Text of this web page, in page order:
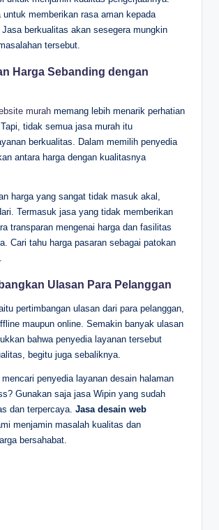
memberikan rasa aman kepada
berkualitas akan sesegera mungkin
tersebut.
Harga Sebanding dengan
murah memang lebih menarik perhatian
tidak semua jasa murah itu
berkualitas. Dalam memilih penyedia
antara harga dengan kualitasnya
harga yang sangat tidak masuk akal,
Termasuk jasa yang tidak memberikan
transparan mengenai harga dan fasilitas
Cari tahu harga pasaran sebagai patokan
Ulasan Para Pelanggan
pertimbangan ulasan dari para pelanggan,
maupun online. Semakin banyak ulasan
bahwa penyedia layanan tersebut
begitu juga sebaliknya.
mencari penyedia layanan desain halaman
Gunakan saja jasa Wipin yang sudah
dan terpercaya. Jasa desain web
menjamin masalah kualitas dan
bersahabat.